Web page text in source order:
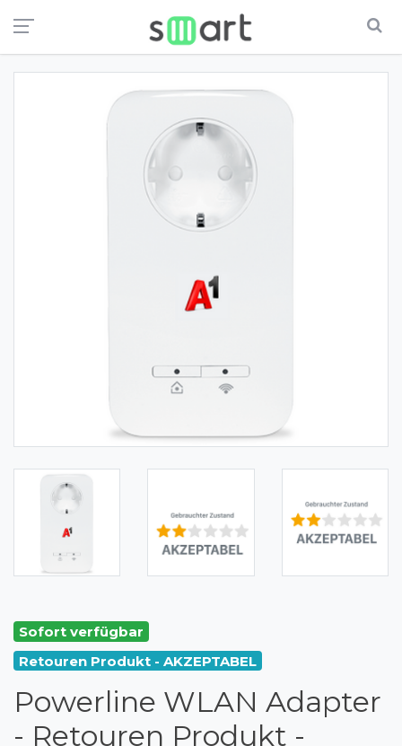
Sofort verfügbar
Retouren Produkt - AKZEPTABEL
Powerline WLAN Adapter
- Retouren Produkt -